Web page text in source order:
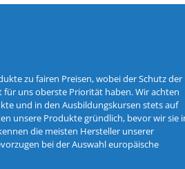
zu fairen Preisen, wobei der Schutz der
uns oberste Priorität haben. Wir achten
und in den Ausbildungskursen stets auf
unsere Produkte gründlich, bevor wir sie
die meisten Hersteller unserer
bei der Auswahl europäische